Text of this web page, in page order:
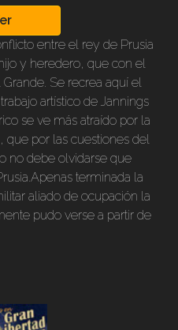
entre el rey de Prusia
y heredero, que con el
Se recrea aquí el
artístico de Jannings
se ve más atraído por la
que por las cuestiones del
no debe olvidarse que
terminada la
aliado de ocupación la
pudo verse a partir de